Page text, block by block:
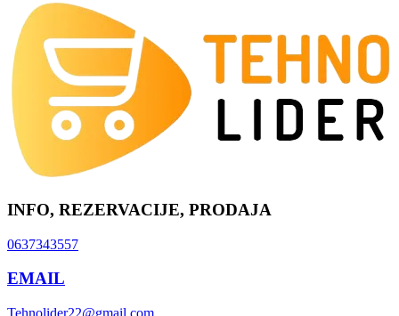
INFO, REZERVACIJE, PRODAJA
0637343557
EMAIL
Tehnolider22@gmail.com